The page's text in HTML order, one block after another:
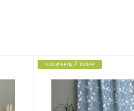
ПОПУЛЯРНЫЙ ТОВАР